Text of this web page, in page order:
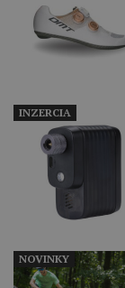
INZERCIA
NOVINKY